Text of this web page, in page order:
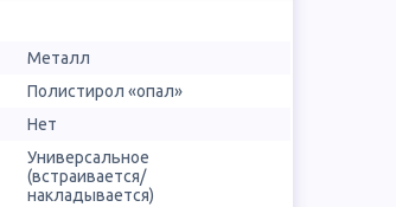
Металл
Полистирол «опал»
Нет
Универсальное
(встраивается/
накладывается)